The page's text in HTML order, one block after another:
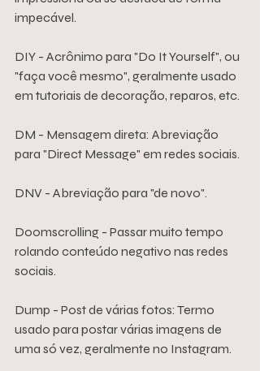
impecável.
DIY - Acrônimo para "Do It Yourself", ou
"faça você mesmo", geralmente usado
em tutoriais de decoração, reparos, etc.
DM - Mensagem direta: Abreviação
para "Direct Message" em redes sociais.
DNV - Abreviação para "de novo".
Doomscrolling - Passar muito tempo
rolando conteúdo negativo nas redes
sociais.
Dump - Post de várias fotos: Termo
usado para postar várias imagens de
uma só vez, geralmente no Instagram.